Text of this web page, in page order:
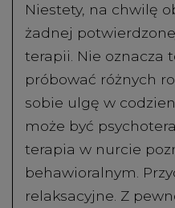
Niestety, na chwilę
żadnej
terapii. Nie oznacza
próbować różnych
sobie ulgę w
może być
terapia w nurcie
behawioralnym.
relaksacyjne. Z